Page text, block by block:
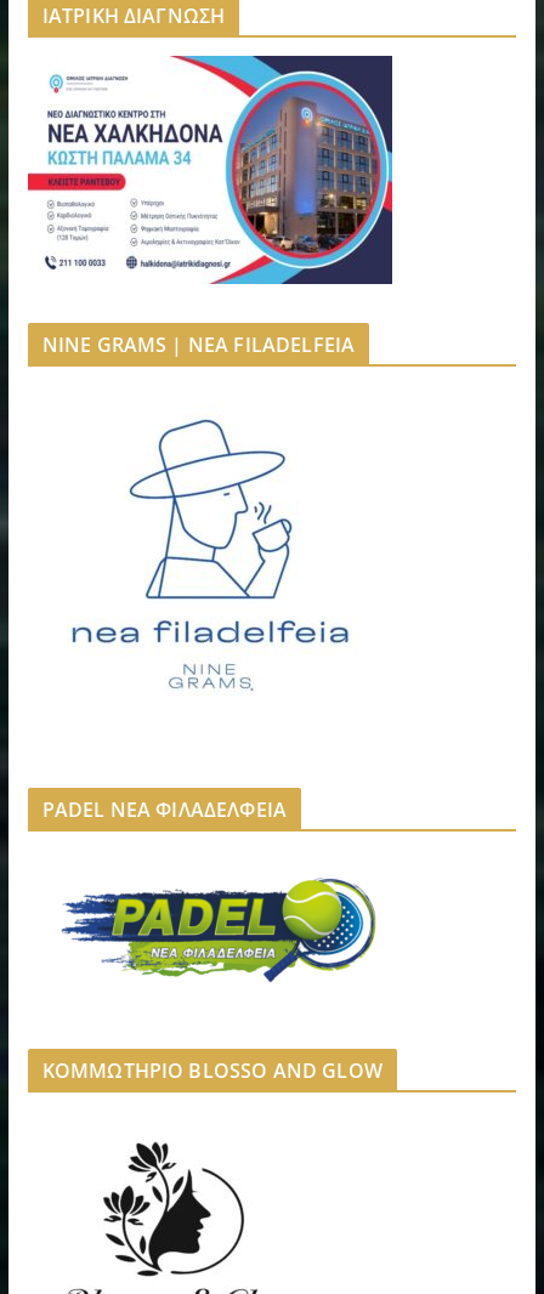
ΙΑΤΡΙΚΗ ΔΙΑΓΝΩΣΗ
NINE GRAMS | NEA FILADELFEIA
PADEL ΝΕΑ ΦΙΛΑΔΕΛΦΕΙΑ
ΚΟΜΜΩΤΗΡΙΟ BLOSSO AND GLOW